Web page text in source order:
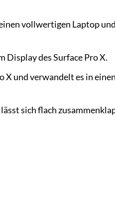
vollwertigen Laptop
Display des Surface Pro X.
X und verwandelt es in
sich flach